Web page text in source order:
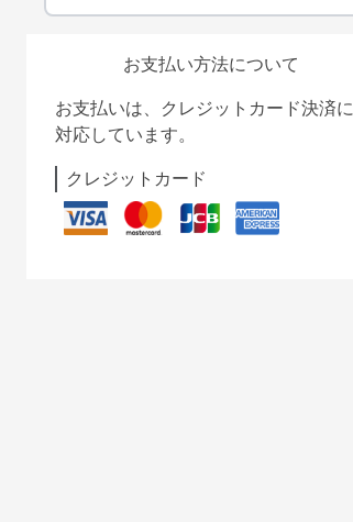
お支払い方法について
お支払いは、クレジットカード決済に
対応しています。
クレジットカード